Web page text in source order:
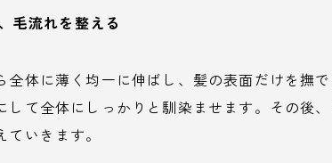
毛流れを整える
全体に薄く均一に伸ばし、髪の表面だけを撫
して全体にしっかりと馴染ませます。その後
いきます。